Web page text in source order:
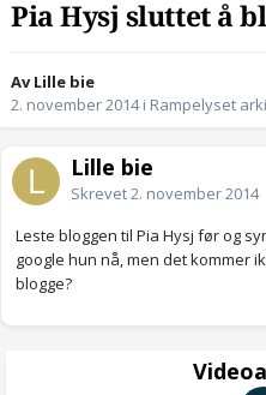
Pia Hysj sluttet å
Av Lille bie
2. november 2014i Rampelyset
Lille bie
Skrevet2. november 2014
Leste bloggen til Pia Hysj før og
google hun nå, men det kommer
blogge?